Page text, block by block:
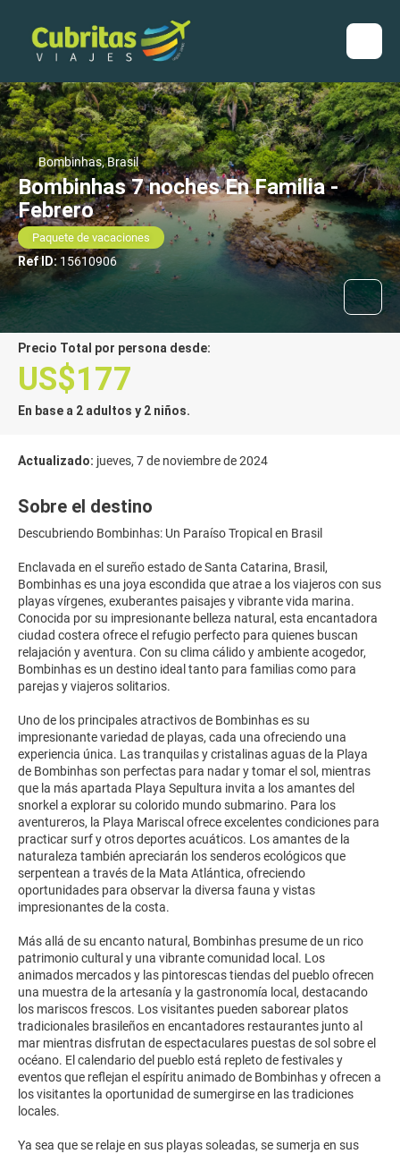
Bombinhas, Brasil
Bombinhas 7 noches En Familia -
Febrero
Paquete de vacaciones
Ref ID:15610906
Precio Total por persona desde:
US$177
En base a 2 adultos y 2 niños.
Actualizado: jueves, 7 de noviembre de 2024
Sobre el destino
Descubriendo Bombinhas: Un Paraíso Tropical en Brasil
Enclavada en el sureño estado de Santa Catarina, Brasil,
Bombinhas es una joya escondida que atrae a los viajeros con sus
playas vírgenes, exuberantes paisajes y vibrante vida marina.
Conocida por su impresionante belleza natural, esta encantadora
ciudad costera ofrece el refugio perfecto para quienes buscan
relajación y aventura. Con su clima cálido y ambiente acogedor,
Bombinhas es un destino ideal tanto para familias como para
parejas y viajeros solitarios.
Uno de los principales atractivos de Bombinhas es su
impresionante variedad de playas, cada una ofreciendo una
experiencia única. Las tranquilas y cristalinas aguas de la Playa
de Bombinhas son perfectas para nadar y tomar el sol, mientras
que la más apartada Playa Sepultura invita a los amantes del
snorkel a explorar su colorido mundo submarino. Para los
aventureros, la Playa Mariscal ofrece excelentes condiciones para
practicar surf y otros deportes acuáticos. Los amantes de la
naturaleza también apreciarán los senderos ecológicos que
serpentean a través de la Mata Atlántica, ofreciendo
oportunidades para observar la diversa fauna y vistas
impresionantes de la costa.
Más allá de su encanto natural, Bombinhas presume de un rico
patrimonio cultural y una vibrante comunidad local. Los
animados mercados y las pintorescas tiendas del pueblo ofrecen
una muestra de la artesanía y la gastronomía local, destacando
los mariscos frescos. Los visitantes pueden saborear platos
tradicionales brasileños en encantadores restaurantes junto al
mar mientras disfrutan de espectaculares puestas de sol sobre el
océano. El calendario del pueblo está repleto de festivales y
eventos que reflejan el espíritu animado de Bombinhas y ofrecen a
los visitantes la oportunidad de sumergirse en las tradiciones
locales.
Ya sea que se relaje en sus playas soleadas, se sumerja en sus